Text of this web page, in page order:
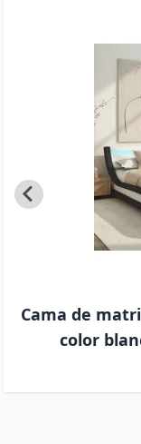
cama y
herramientas
un montaje
Cama de
color